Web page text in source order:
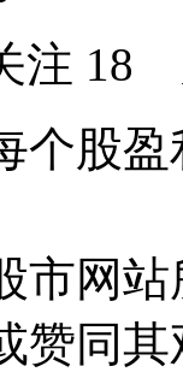
注 18
个股
市网
赞同